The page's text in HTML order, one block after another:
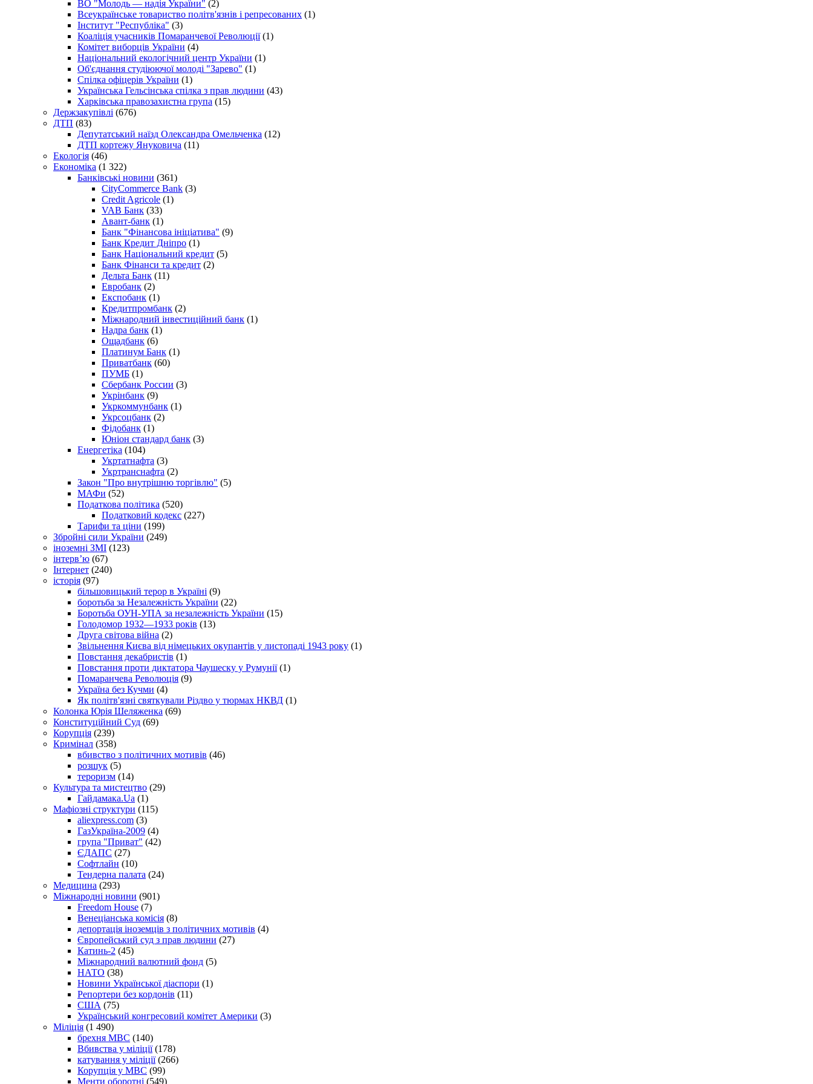
ВО "Молодь — надія України" (2)
Всеукраїнське товариство політв'язнів і репресованих (1)
Інститут "Республіка" (3)
Коаліція учасників Помаранчевої Революції(1)
Комітет виборців України (4)
Національний екологічний центр України (1)
Об'єднання студіюючої молоді "Зарево" (1)
Спілка офіцерів України (1)
Українська Гельсінська спілка з прав людини (43)
Харківська правозахистна група (15)
Держзакупівлі (676)
ДТП (83)
Депутатський наїзд Олександра Омельченка (12)
ДТП кортежу Януковича (11)
Екологія (46)
Економіка (1 322)
Банківські новини (361)
CityCommerce Bank (3)
Credit Agricole (1)
VAB Банк (33)
Авант-банк (1)
Банк "Фінансова ініціатива" (9)
Банк Кредит Дніпро (1)
Банк Національний кредит (5)
Банк Фінанси та кредит (2)
Дельта Банк (11)
Евробанк (2)
Експобанк (1)
Кредитпромбанк (2)
Міжнародний інвестиційний банк (1)
Надра банк (1)
Ощадбанк (6)
Платинум Банк (1)
Приватбанк (60)
ПУМБ (1)
Сбербанк России (3)
Укрінбанк (9)
Укркоммунбанк (1)
Укрсоцбанк (2)
Фідобанк (1)
Юніон стандард банк (3)
Енергетіка (104)
Укртатнафта (3)
Укртранснафта (2)
Закон "Про внутрішню торгівлю" (5)
МАФи (52)
Податкова політика (520)
Податковий кодекс (227)
Тарифи та ціни (199)
Збройні сили України (249)
іноземні ЗМІ (123)
інтерв’ю (67)
Інтернет (240)
історія (97)
більшовицький терор в Україні (9)
боротьба за Незалежність України (22)
Боротьба ОУН-УПА за незалежність України (15)
Голодомор 1932—1933 років (13)
Друга світова війна (2)
Звільнення Києва від німецьких окупантів у листопаді 1943 року (1)
Повстання декабристів (1)
Повстання проти диктатора Чаушеску у Румунії(1)
Помаранчева Революція (9)
Україна без Кучми (4)
Як політв'язні святкували Різдво у тюрмах НКВД (1)
Колонка Юрія Шеляженка (69)
Конституційний Суд (69)
Корупція (239)
Кримінал (358)
вбивство з політичних мотивів (46)
розшук (5)
тероризм (14)
Культура та мистецтво (29)
Гайдамака.Ua (1)
Мафіозні структури (115)
aliexpress.com (3)
ГазУкраїна-2009 (4)
група "Приват" (42)
ЄДАПС (27)
Софтлайн (10)
Тендерна палата (24)
Медицина (293)
Міжнародні новини (901)
Freedom House (7)
Венеціанська комісія (8)
депортація іноземців з політичних мотивів (4)
Європейський суд з прав людини (27)
Катинь-2 (45)
Міжнародний валютний фонд (5)
НАТО (38)
Новини Української діаспори (1)
Репортери без кордонів (11)
США (75)
Український конгресовий комітет Америки (3)
Міліція (1 490)
брехня МВС (140)
Вбивства у міліції(178)
катування у міліції(266)
Корупція у МВС (99)
Менти оборотні (549)